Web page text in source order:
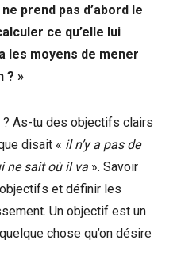
prend pas d’abord le
ce qu’elle lui
les moyens de mener
? »
As-tu des objectifs clairs
disait « il n’y a pas de
ne sait où il va ». Savoir
objectifs et définir les
Un objectif est un
chose qu’on désire